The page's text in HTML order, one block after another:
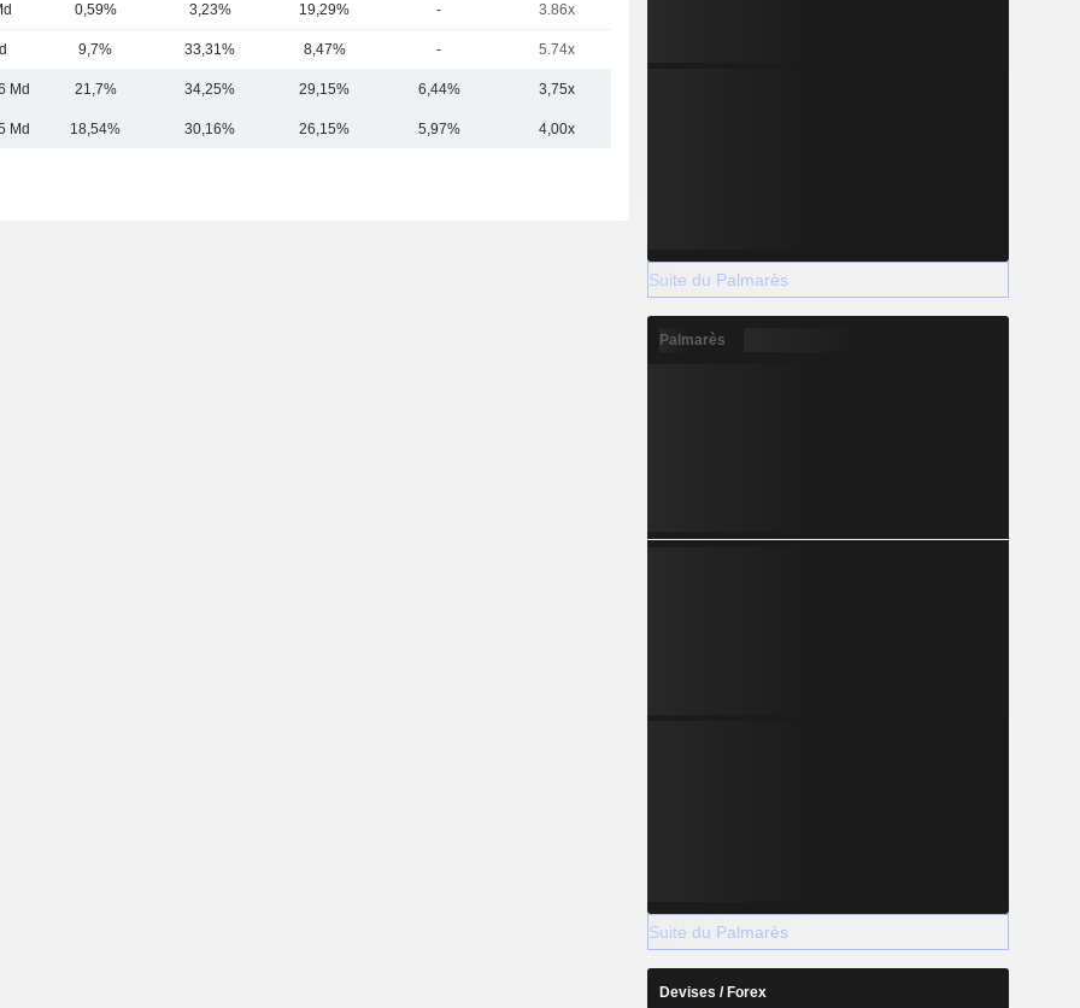
0,59% 3,23% 19,29% - 3.86x
9,7% 33,31% 8,47% - 5.74x
Md 21,7% 34,25% 29,15% 6,44% 3,75x
Md 18,54% 30,16% 26,15% 5,97% 4,00x
Suite du Palmarès
Palmarès
Suite du Palmarès
Devises / Forex